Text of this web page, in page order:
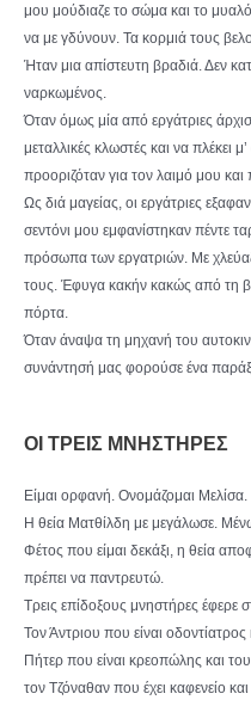
μου μούδιαζε το σώμα και το
να με γδύνουν. Τα κορμιά τους
Ήταν μια απίστευτη βραδιά. Δεν
ναρκωμένος.
Όταν όμως μία από εργάτριες
μεταλλικές κλωστές και να πλέκει
προοριζόταν για τον λαιμό μου
Ως διά μαγείας, οι εργάτριες
σεντόνι μου εμφανίστηκαν πέντε
πρόσωπα των εργατριών. Με
τους. Έφυγα κακήν κακώς από τη
πόρτα.
Όταν άναψα τη μηχανή του
συνάντησή μας φορούσε ένα
ΟΙ ΤΡΕΙΣ ΜΝΗΣΤΗΡΕΣ
Είμαι ορφανή. Ονομάζομαι Μελίσα.
Η θεία Ματθίλδη με μεγάλωσε.
Φέτος που είμαι δεκάξι, η θεία
πρέπει να παντρευτώ.
Τρεις επίδοξους μνηστήρες έφερε
Τον Άντριου που είναι
Πήτερ που είναι κρεοπώλης και
τον Τζόναθαν που έχει καφενείο